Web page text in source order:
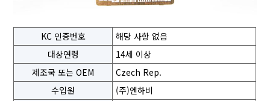
KC 인증번호
해당 사항 없음
대상연령
14세 이상
제조국 또는 OEM
Czech Rep.
수입원
(주)엔하비